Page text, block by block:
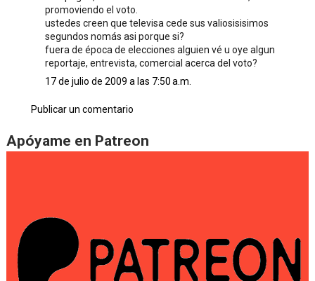
promoviendo el voto.
ustedes creen que televisa cede sus valiosisisimos
segundos nomás asi porque si?
fuera de época de elecciones alguien vé u oye algun
reportaje, entrevista, comercial acerca del voto?
17 de julio de 2009 a las 7:50 a.m.
Publicar un comentario
Apóyame en Patreon